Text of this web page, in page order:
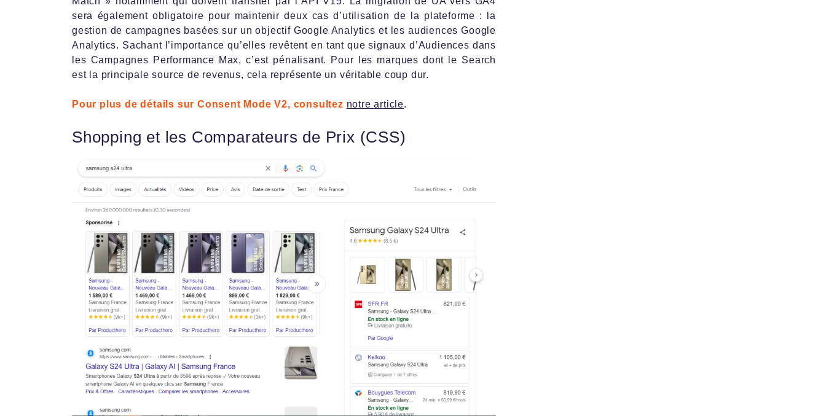
sera également obligatoire pour maintenir deux cas d’utilisation de la plateforme : la
gestion de campagnes basées sur un objectif Google Analytics et les audiences Google
Analytics. Sachant l’importance qu’elles revêtent en tant que signaux d’Audiences dans
les Campagnes Performance Max, c’est pénalisant. Pour les marques dont le Search
est la principale source de revenus, cela représente un véritable coup dur.
Pour plus de détails sur Consent Mode V2, consultez notre article.
Shopping et les Comparateurs de Prix (CSS)